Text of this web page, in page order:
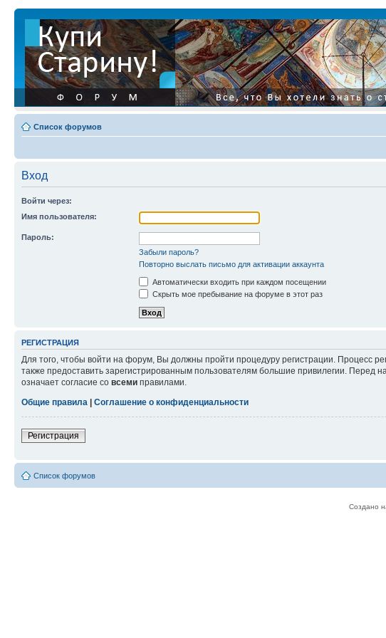
Список форумов
Вход
Войти через:
Имя пользователя:
Пароль:
Забыли пароль?
Повторно выслать письмо для активации аккаунта
Автоматически входить при каждом посещении
Скрыть мое пребывание на форуме в этот раз
РЕГИСТРАЦИЯ
Для того, чтобы войти на форум, Вы должны пройти процедуру регистрации. Процесс
также предоставить зарегистрированным пользователям большие привилегии.
означает согласие со всеми правилами.
Общие правила | Соглашение о конфиденциальности
Регистрация
Список форумов
Создано